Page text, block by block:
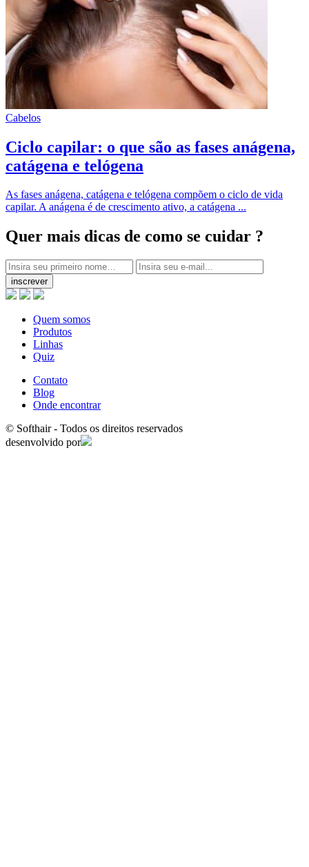
Cabelos
Ciclo capilar: o que são as fases anágena,
catágena e telógena
As fases anágena, catágena e telógena compõem o ciclo de vida
capilar. A anágena é de crescimento ativo, a catágena ...
Quer mais dicas de como se cuidar ?
inscrever
Quem somos
Produtos
Linhas
Quiz
Contato
Blog
Onde encontrar
© Softhair - Todos os direitos reservados
desenvolvido por